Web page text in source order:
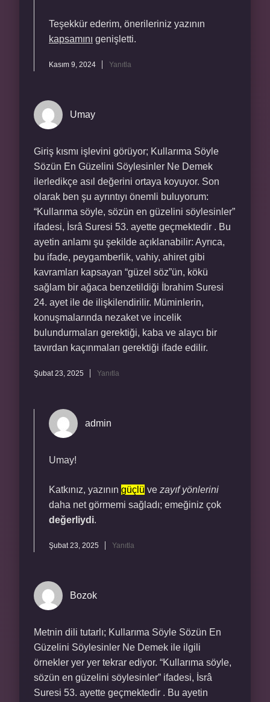
Teşekkür ederim, önerileriniz yazının
kapsamını genişletti.
Kasım 9, 2024 Yanıtla
Umay
Giriş kısmı işlevini görüyor; Kullarıma Söyle
Sözün En Güzelini Söylesinler Ne Demek
ilerledikçe asıl değerini ortaya koyuyor. Son
olarak ben şu ayrıntıyı önemli buluyorum:
“Kullarıma söyle, sözün en güzelini söylesinler”
ifadesi, İsrâ Suresi 53. ayette geçmektedir . Bu
ayetin anlamı şu şekilde açıklanabilir: Ayrıca,
bu ifade, peygamberlik, vahiy, ahiret gibi
kavramları kapsayan “güzel söz”ün, kökü
sağlam bir ağaca benzetildiği İbrahim Suresi
24. ayet ile de ilişkilendirilir. Müminlerin,
konuşmalarında nezaket ve incelik
bulundurmaları gerektiği, kaba ve alaycı bir
tavırdan kaçınmaları gerektiği ifade edilir.
Şubat 23, 2025 Yanıtla
admin
Umay!
Katkınız, yazının güçlü ve zayıf yönlerini
daha net görmemi sağladı; emeğiniz çok
değerliydi.
Şubat 23, 2025 Yanıtla
Bozok
Metnin dili tutarlı; Kullarıma Söyle Sözün En
Güzelini Söylesinler Ne Demek ile ilgili
örnekler yer yer tekrar ediyor. “Kullarıma söyle,
sözün en güzelini söylesinler” ifadesi, İsrâ
Suresi 53. ayette geçmektedir . Bu ayetin